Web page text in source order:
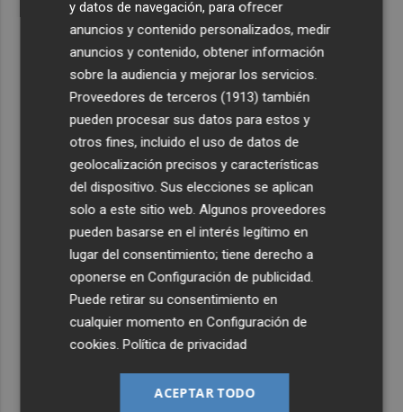
y datos de navegación, para ofrecer
anuncios y contenido personalizados, medir
anuncios y contenido, obtener información
sobre la audiencia y mejorar los servicios.
Proveedores de terceros (1913) también
pueden procesar sus datos para estos y
otros fines, incluido el uso de datos de
geolocalización precisos y características
del dispositivo. Sus elecciones se aplican
solo a este sitio web. Algunos proveedores
pueden basarse en el interés legítimo en
lugar del consentimiento; tiene derecho a
oponerse enConfiguración de publicidad
Puede retirar su consentimiento en
cualquier momento enConfiguración de
cookies .Política de privacidad
ACEPTAR TODO